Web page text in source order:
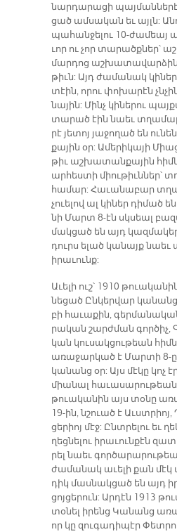
նար­դա­րա­ցի
ցած ամ­սա­կան եւ այլն:
պա­հան­ջե­լու 10-ժա­մեայ
ւոր ու չոր տա­րածք­ներ՝
մար­դոց
թիւն: Այդ ժա­մա­նակ
տէին, ո­րու փո­խա­րէն
նա­յին: Մինչ կի­նե­րու
տա­րած էին նաեւ
րէ յե­տոյ յա­ջո­ղած են
քա­յին օր: Ա­մե­րի­կա­յի
թիւ աշ­խա­տան­քա­յին
արհ­ես­տի միու­թիւն­ներ՝
հա­մար: Հա­ւա­նա­բար
չուելով ալ կի­ներ դի­մած
նի Մարտ 8-էն սկսեալ
մակ­ցած են այդ
դուրս ե­լած կա­նայք
ի­րա­ւունք:
Ա­ւե­լի ուշ՝ 1910
նե­ցած Ըն­կեր­վար
բի հա­ւա­քին,
րա­կան շարժ­ման
կան կու­սակ­ցու­թեան
ա­ռա­ջար­կած է Մար­տի 8-
կա­նանց օր: Այս մէ­կը կոչ
միա­նալ
թուա­կա­նին այս տօ­նը
19-ին, նշուած է
ցե­րիո­յ մէջ: Ընտ­րե­լու
ղեց­նե­լու ի­րա­ւուն­քէն
րել նաեւ
ժա­մա­նակ ա­ւե­լի քան մէկ
դիկ մաս­նակ­ցած են այդ
ցոյ­ցե­րուն: Ար­դէն 1913
տօ­նել ի­րենց Կա­նանց
ո­ր կը զու­գա­դի­պէր